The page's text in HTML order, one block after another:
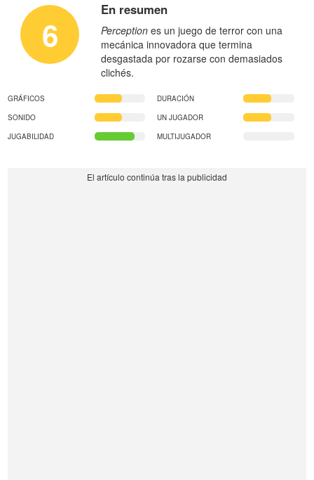
6
En resumen
Perceptiones un juego de terror con una
mecánica innovadora que termina
desgastada por rozarse con demasiados
clichés.
GRÁFICOS
DURACIÓN
SONIDO
UN JUGADOR
JUGABILIDAD
MULTIJUGADOR